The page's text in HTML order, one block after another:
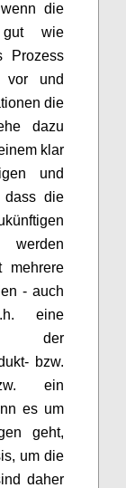
die
wie
Prozess
vor und
die
dazu
klar
und
dass die
werden
mehrere
- auch
eine
der
bzw.
ein
es um
geht,
um die
daher